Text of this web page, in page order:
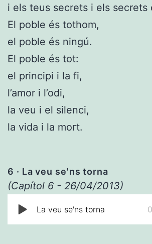
i els teus secrets i els secrets
El poble és tothom,
el poble és ningú.
El poble és tot:
el principi i la fi,
l’amor i l’odi,
la veu i el silenci,
la vida i la mort.
6 · La veu se'ns torna
(Capítol 6 - 26/04/2013)
La veu se'ns torna